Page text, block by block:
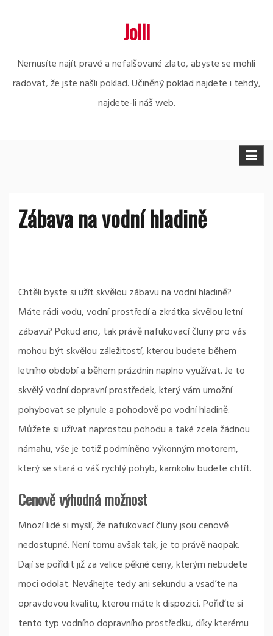
Jolli
Nemusíte najít pravé a nefalšované zlato, abyste se mohli
radovat, že jste našli poklad. Učiněný poklad najdete i tehdy,
najdete-li náš web.
Zábava na vodní hladině
Chtěli byste si užít skvělou zábavu na vodní hladině?
Máte rádi vodu, vodní prostředí a zkrátka skvělou letní
zábavu? Pokud ano, tak právěnafukovací člunypro vás
mohou být skvělou záležitostí, kterou budete během
letního období a během prázdnin naplno využívat. Je to
skvělý vodní dopravní prostředek, který vám umožní
pohybovat se plynule a pohodově po vodní hladině.
Můžete si užívat naprostou pohodu a také zcela žádnou
námahu, vše je totiž podmíněno výkonným motorem,
který se stará o váš rychlý pohyb, kamkoliv budete chtít.
Cenově výhodná možnost
Mnozí lidé si myslí, že nafukovací čluny jsou cenově
nedostupné. Není tomu avšak tak, je to právě naopak.
Dají se pořídit již za velice pěkné ceny, kterým nebudete
moci odolat. Neváhejte tedy ani sekundu a vsaďte na
opravdovou kvalitu, kterou máte k dispozici. Pořiďte si
tento typ vodního dopravního prostředku, díky kterému